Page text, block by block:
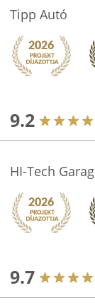
Tipp Autó
9.2
HI-Tech
9.7